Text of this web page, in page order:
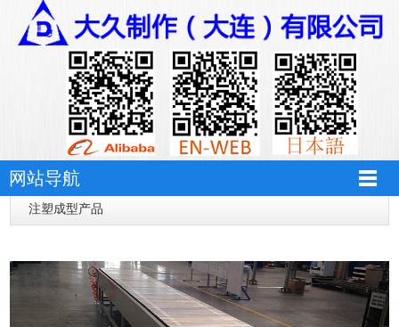
网站导航
自动化设备
铸造及机械加工
注塑成型产品